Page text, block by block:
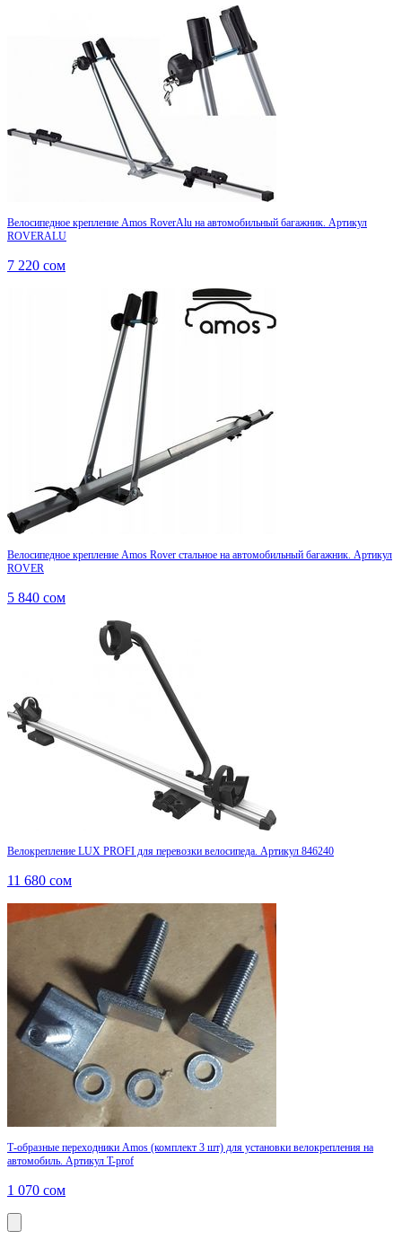
Велосипедное крепление Amos RoverAlu на автомобильный багажник. Артикул
ROVERALU
7 220 сом
Велосипедное крепление Amos Rover стальное на автомобильный багажник. Артикул
ROVER
5 840 сом
Велокрепление LUX PROFI для перевозки велосипеда. Артикул 846240
11 680 сом
Т-образные переходники Amos (комплект 3 шт) для установки велокрепления на
автомобиль. Артикул T-prof
1 070 сом